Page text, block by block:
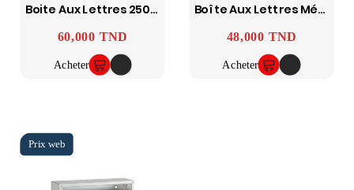
Boite Aux Lettres 2500EV6
Prix
60,000 TND
Acheter
Boîte Aux Lettres Métallique 2500CT3Y
Prix
48,000 TND
Acheter